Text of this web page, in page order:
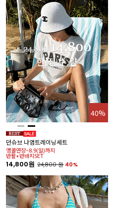
40%
던슈브 나염트레이닝세트
앵콜연장~8.9(일)까지
반팔+반바지SET
14,800원 24,800원 40%